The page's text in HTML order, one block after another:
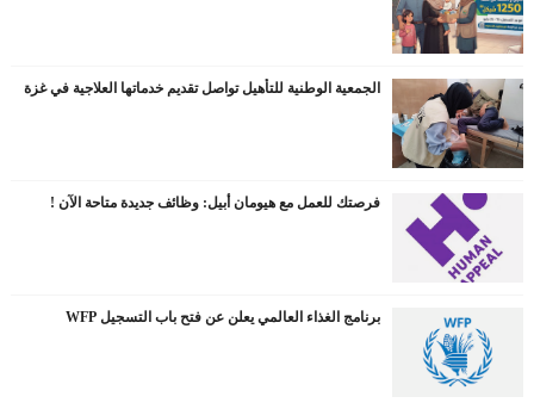
الجمعية الوطنية للتأهيل تواصل تقديم خدماتها العلاجية في غزة
فرصتك للعمل مع هيومان أبيل: وظائف جديدة متاحة الآن !
برنامج الغذاء العالمي يعلن عن فتح باب التسجيل WFP